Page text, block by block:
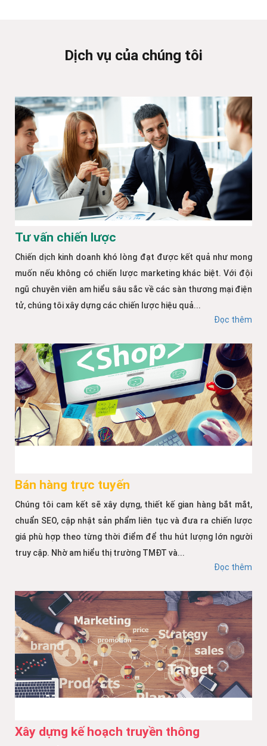
Dịch vụ của chúng tôi
Tư vấn chiến lược
Chiến dịch kinh doanh khó lòng đạt được kết quả như mong
muốn nếu không có chiến lược marketing khác biệt. Với đội
ngũ chuyên viên am hiểu sâu sắc về các sàn thương mại điện
tử, chúng tôi xây dựng các chiến lược hiệu quả...
Đọc thêm
Bán hàng trực tuyến
Chúng tôi cam kết sẽ xây dựng, thiết kế gian hàng bắt mắt,
chuẩn SEO, cập nhật sản phẩm liên tục và đưa ra chiến lược
giá phù hợp theo từng thời điểm để thu hút lượng lớn người
truy cập. Nhờ am hiểu thị trường TMĐT và...
Đọc thêm
Xây dựng kế hoạch truyền thông